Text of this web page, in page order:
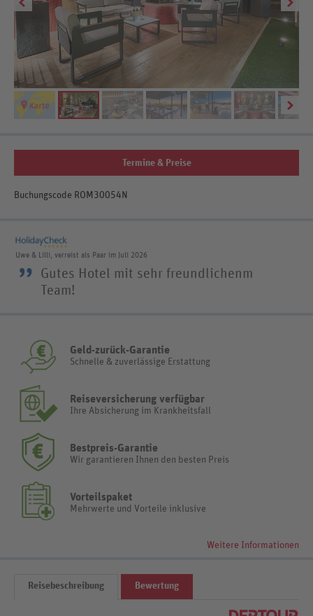
Termine & Preise
Buchungscode ROM30054N
Uwe & Lilli, verreist als Paar im Juli 2026
”
Gutes Hotel mit sehr freundlichenm
Team!
Geld-zurück-Garantie
Schnelle & zuverlässige Erstattung
Reiseversicherung verfügbar
Ihre Absicherung im Krankheitsfall
Bestpreis-Garantie
Wir garantieren Ihnen den besten Preis
Vorteilspaket
Mehrwerte und Vorteile inklusive
Weitere Informationen
Reisebeschreibung Bewertung